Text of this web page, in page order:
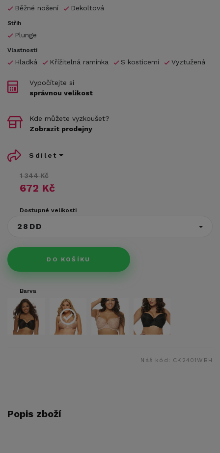
Běžné nošení Dekoltová
Střih
Plunge
Vlastnosti
Hladká Křížitelná ramínka S kosticemi Vyztužená
1 344 Kč
672 Kč
Dostupné velikosti
28DD
DO KOŠÍKU
Vypočítejte si
správnou velikost
Kde můžete vyzkoušet?
Zobrazit prodejny
Sdílet
Barva
Náš kód: CK2401WBH
Popis zboží